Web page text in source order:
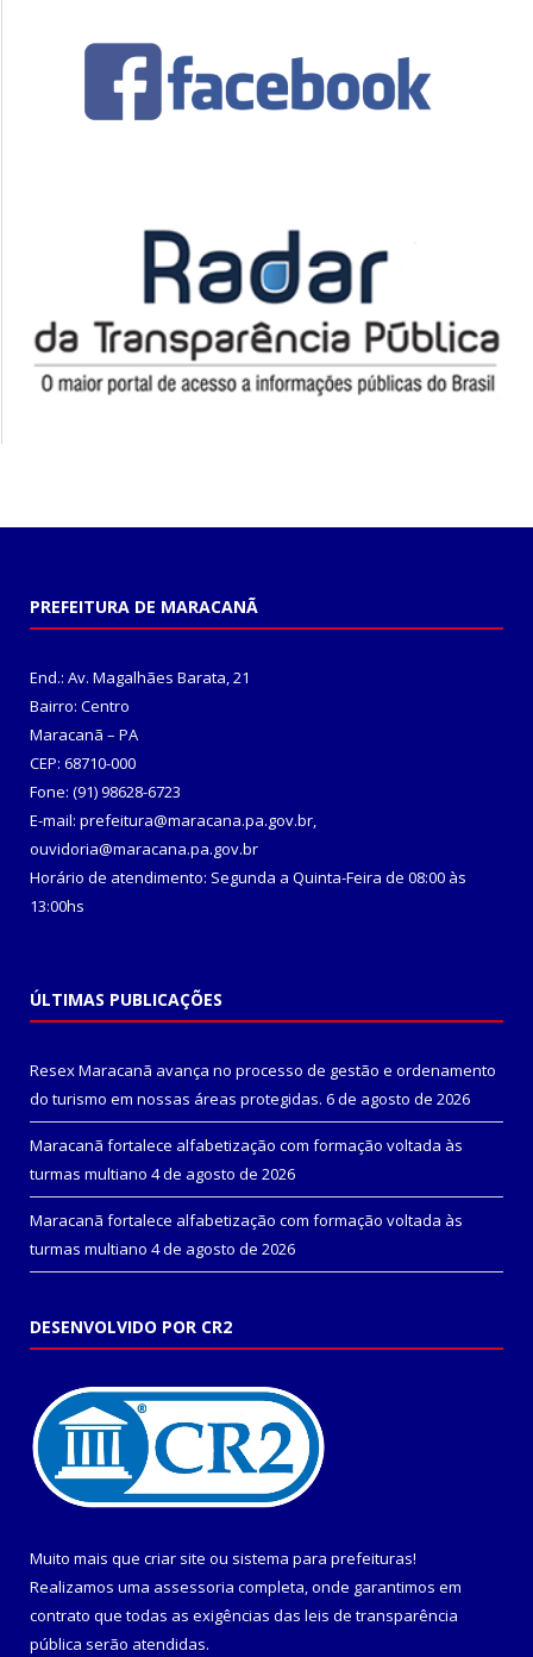
PREFEITURA DE MARACANÃ
End.: Av. Magalhães Barata, 21
Bairro: Centro
Maracanã – PA
CEP: 68710-000
Fone: (91) 98628-6723
E-mail: prefeitura@maracana.pa.gov.br,
ouvidoria@maracana.pa.gov.br
Horário de atendimento: Segunda a Quinta-Feira de 08:00 às
13:00hs
ÚLTIMAS PUBLICAÇÕES
Resex Maracanã avança no processo de gestão e ordenamento
do turismo em nossas áreas protegidas. 6 de agosto de 2026
Maracanã fortalece alfabetização com formação voltada às
turmas multiano 4 de agosto de 2026
Maracanã fortalece alfabetização com formação voltada às
turmas multiano 4 de agosto de 2026
DESENVOLVIDO POR CR2
Muito mais que criar site ou sistema para prefeituras!
Realizamos uma assessoria completa, onde garantimos em
contrato que todas as exigências das leis de transparência
pública serão atendidas.